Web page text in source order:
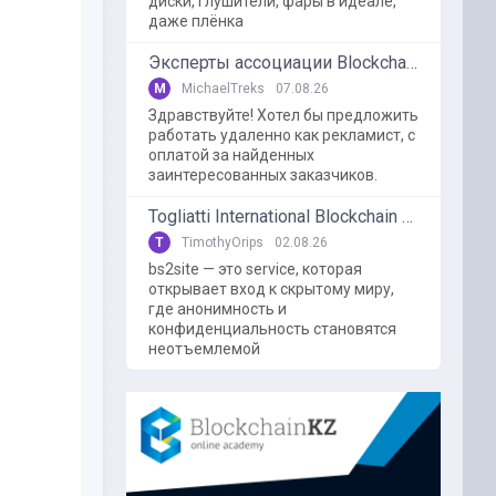
даже плёнка
Эксперты ассоциации BlockchainKZ были приглашенный в г. Туркестан на межрегиональный форум "Финансовая безопастность в эпоху цифровизации и ИИ"
M MichaelTreks 07.08.26
Здравствуйте! Хотел бы предложить
работать удаленно как рекламист, с
оплатой за найденных
заинтересованных заказчиков.
Togliatti International Blockchain Forum
T TimothyOrips 02.08.26
bs2site — это service, которая
открывает вход к скрытому миру,
где анонимность и
конфиденциальность становятся
неотъемлемой